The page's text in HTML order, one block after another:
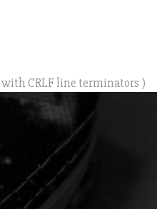
CRLF line terminators )